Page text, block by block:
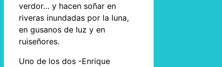
verdor… y hacen soñar en
riveras inundadas por la luna,
en gusanos de luz y en
ruiseñores.
Uno de los dos -Enrique